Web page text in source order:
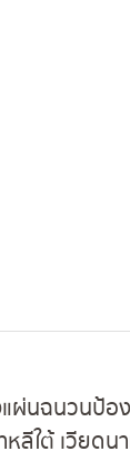
ผ่นฉนวนป้อ
หลีใต้ เวียดน